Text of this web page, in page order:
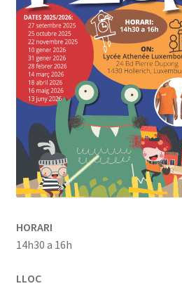
HORARI
14h30 a 16h
LLOC